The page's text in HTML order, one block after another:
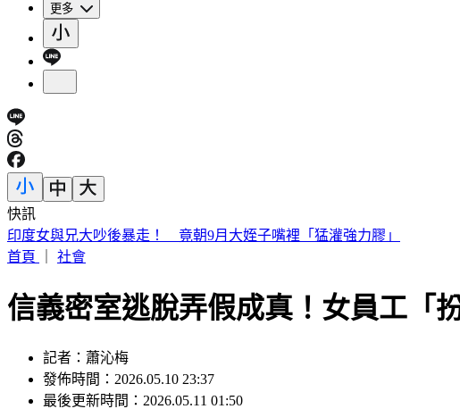
更多
快訊
白海豚颱風「紮實雨帶」又來了！鄭明典急籲：晚上別出門
首頁
社會
信義密室逃脫弄假成真！女員工
記者：蕭沁梅
發佈時間：2026.05.10 23:37
最後更新時間：2026.05.11 01:50